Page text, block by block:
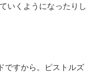
いくようになったりし
ですから。ピストルズ